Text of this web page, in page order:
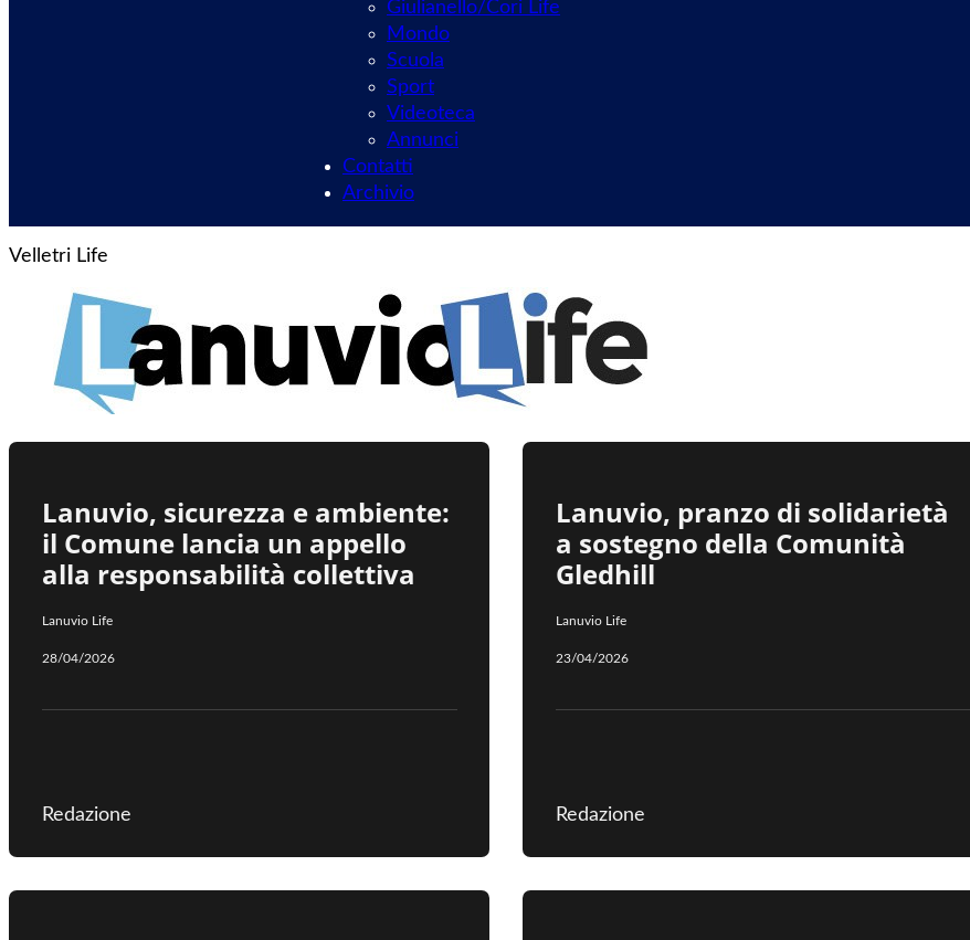
Giulianello/Cori Life
Mondo
Scuola
Sport
Videoteca
Annunci
Contatti
Archivio
Velletri Life
Lanuvio, sicurezza e ambiente:
il Comune lancia un appello
alla responsabilità collettiva
Lanuvio Life
28/04/2026
Redazione
Lanuvio, pranzo di solidarietà
a sostegno della Comunità
Gledhill
Lanuvio Life
23/04/2026
Redazione